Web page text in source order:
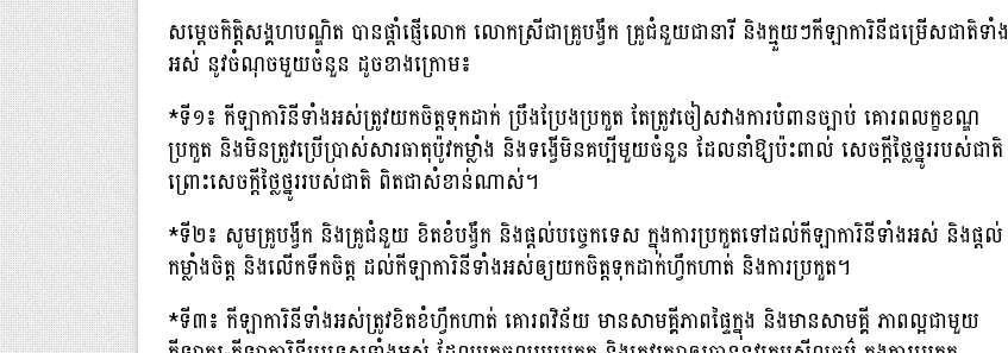
សម្តេចកិត្តិសង្គហបណ្ឌិត បានផ្តាំផ្ញើលោក លោកស្រីជាគ្រូបង្វឹក គ្រូជំនួយជានារី និងក្មួយៗកីឡាការិនីជម្រើសជាតិទាំង
អស់ នូវចំណុចមួយចំនួន ដូចខាងក្រោម៖
*ទី១៖ កីឡាការិនីទាំងអស់ត្រូវយកចិត្តទុកដាក់ ប្រឹងប្រែងប្រកួត តែត្រូវចៀសវាងការបំពានច្បាប់ គោរពលក្ខខណ្ឌ
ប្រកួត និងមិនត្រូវប្រើប្រាស់សារធាតុប៉ូវកម្លាំង និងទង្វើមិនគប្បីមួយចំនួន ដែលនាំឱ្យប៉ះពាល់ សេចក្តីថ្លៃថ្នូររបស់ជាតិ
ព្រោះសេចក្តីថ្លៃថ្នូររបស់ជាតិ ពិតជាសំខាន់ណាស់។
*ទី២៖ សូមគ្រូបង្វឹក និងគ្រូជំនួយ ខិតខំបង្វឹក និងផ្តល់បច្ចេកទេស ក្នុងការប្រកួតទៅដល់កីឡាការិនីទាំងអស់ និងផ្តល់
កម្លាំងចិត្ត និងលើកទឹកចិត្ត ដល់កីឡាការិនីទាំងអស់ឲ្យយកចិត្តទុកដាក់ហ្វឹកហាត់ និងការប្រកួត។
*ទី៣៖ កីឡាការិនីទាំងអស់ត្រូវខិតខំហ្វឹកហាត់ គោរពវិន័យ មានសាមគ្គីភាពផ្ទៃក្នុង និងមានសាមគ្គី ភាពល្អជាមួយ